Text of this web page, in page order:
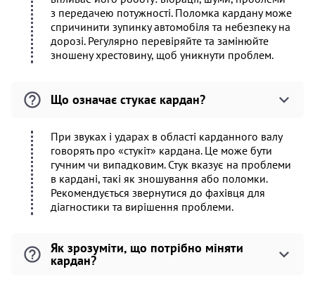
з передачею потужності. Поломка кардану може
спричинити зупинку автомобіля та небезпеку на
дорозі. Регулярно перевіряйте та замінюйте
зношену хрестовину, щоб уникнути проблем.
Що означає стукає кардан?
При звуках і ударах в області карданного валу
говорять про «стукіт» кардана. Це може бути
гучним чи випадковим. Стук вказує на проблеми
в кардані, такі як зношування або поломки.
Рекомендується звернутися до фахівця для
діагностики та вирішення проблеми.
Як зрозуміти, що потрібно міняти
кардан?